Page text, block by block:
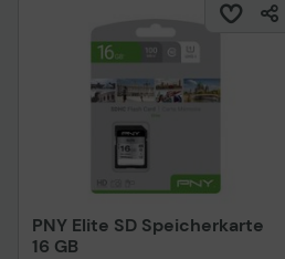
PNY Elite SD Speicherkarte
16 GB